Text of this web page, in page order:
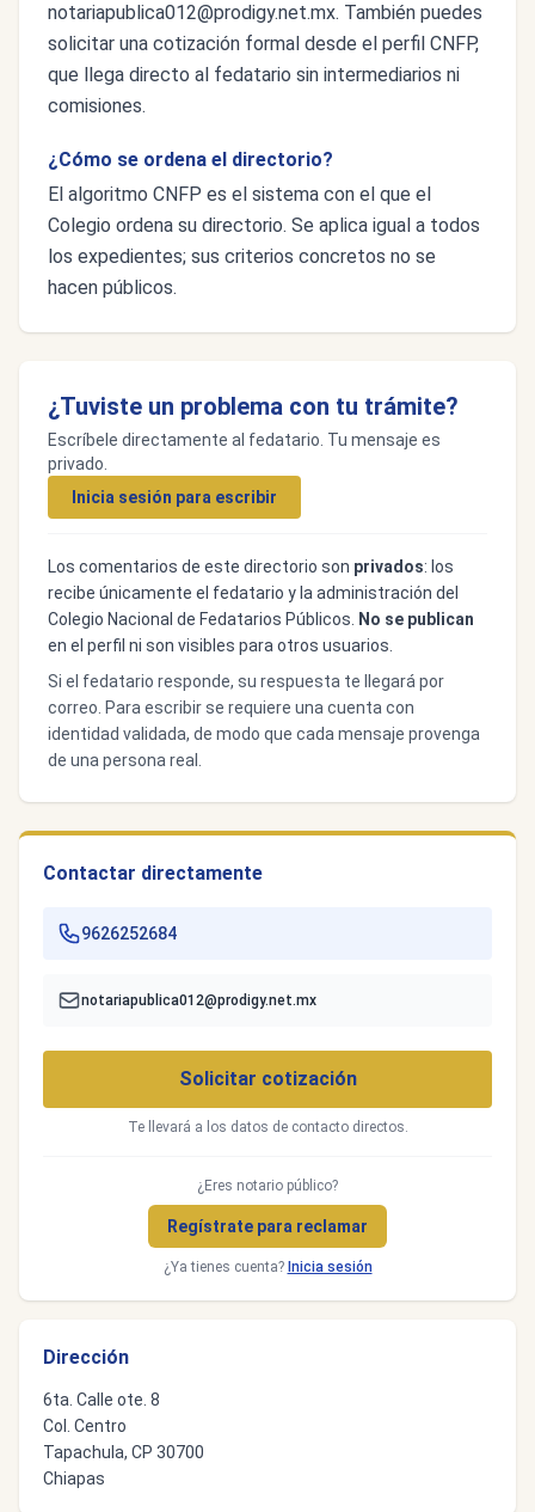
notariapublica012@prodigy.net.mx. También puedes
solicitar una cotización formal desde el perfil CNFP,
que llega directo al fedatario sin intermediarios ni
comisiones.
¿Cómo se ordena el directorio?
El algoritmo CNFP es el sistema con el que el
Colegio ordena su directorio. Se aplica igual a todos
los expedientes; sus criterios concretos no se
hacen públicos.
¿Tuviste un problema con tu trámite?
Escríbele directamente al fedatario. Tu mensaje es
privado.
Inicia sesión para escribir
Los comentarios de este directorio son privados: los
recibe únicamente el fedatario y la administración del
Colegio Nacional de Fedatarios Públicos.
No se publican
en el perfil ni son visibles para otros usuarios.
Si el fedatario responde, su respuesta te llegará por
correo. Para escribir se requiere una cuenta con
identidad validada, de modo que cada mensaje provenga
de una persona real.
Contactar directamente
9626252684
notariapublica012@prodigy.net.mx
Solicitar cotización
Te llevará a los datos de contacto directos.
¿Eres notario público?
Regístrate para reclamar
¿Ya tienes cuenta? Inicia sesión
Dirección
6ta. Calle ote. 8
Col. Centro
Tapachula, CP 30700
Chiapas